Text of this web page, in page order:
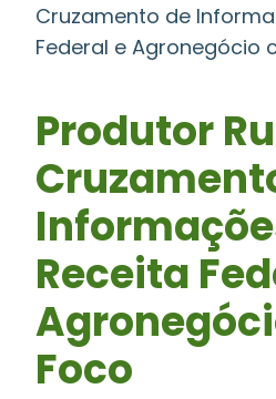
Cruzamento de
Federal e Agronegócio
Produtor
Receita
Foco